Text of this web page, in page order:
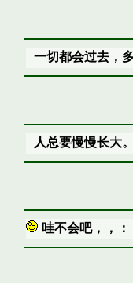
一切都会过去，
人总要慢慢长大。
哇不会吧，，